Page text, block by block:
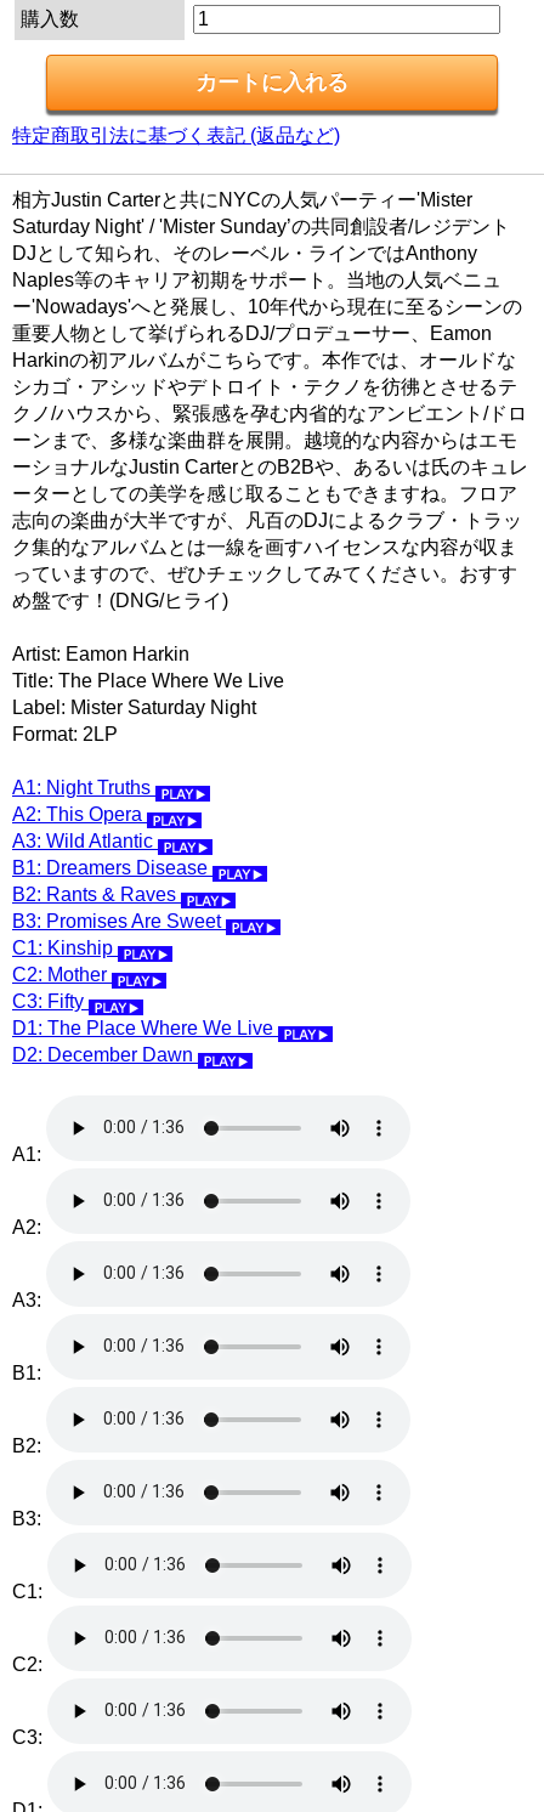
購入数
特定商取引法に基づく表記 (返品など)
相方Justin Carterと共にNYCの人気パーティー'Mister
Saturday Night' / 'Mister Sunday’の共同創設者/レジデント
DJとして知られ、そのレーベル・ラインではAnthony
Naples等のキャリア初期をサポート。当地の人気ベニュ
ー'Nowadays'へと発展し、10年代から現在に至るシーンの
重要人物として挙げられるDJ/プロデューサー、Eamon
Harkinの初アルバムがこちらです。本作では、オールドな
シカゴ・アシッドやデトロイト・テクノを彷彿とさせるテ
クノ/ハウスから、緊張感を孕む内省的なアンビエント/ドロ
ーンまで、多様な楽曲群を展開。越境的な内容からはエモ
ーショナルなJustin CarterとのB2Bや、あるいは氏のキュレ
ーターとしての美学を感じ取ることもできますね。フロア
志向の楽曲が大半ですが、凡百のDJによるクラブ・トラッ
ク集的なアルバムとは一線を画すハイセンスな内容が収ま
っていますので、ぜひチェックしてみてください。おすす
め盤です！(DNG/ヒライ)
Artist: Eamon Harkin
Title: The Place Where We Live
Label: Mister Saturday Night
Format: 2LP
A1: Night Truths
A2: This Opera
A3: Wild Atlantic
B1: Dreamers Disease
B2: Rants & Raves
B3: Promises Are Sweet
C1: Kinship
C2: Mother
C3: Fifty
D1: The Place Where We Live
D2: December Dawn
A1:
A2:
A3:
B1:
B2:
B3:
C1:
C2:
C3: